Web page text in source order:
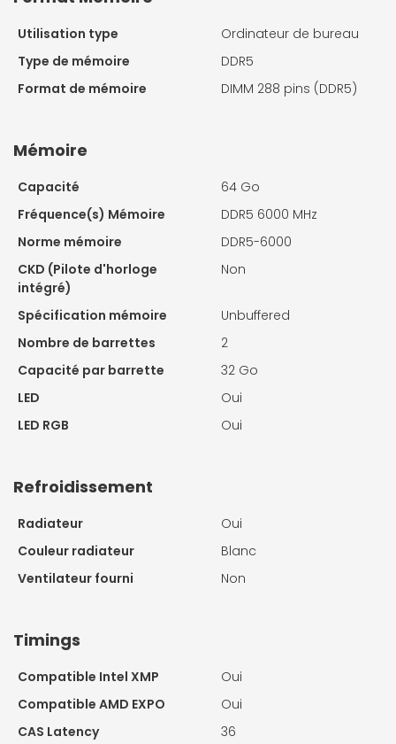
Utilisation type
Ordinateur de bureau
Type de mémoire
DDR5
Format de mémoire
DIMM 288 pins (DDR5)
Mémoire
Capacité
64 Go
Fréquence(s) Mémoire
DDR5 6000 MHz
Norme mémoire
DDR5-6000
CKD (Pilote d'horloge
intégré)
Non
Spécification mémoire
Unbuffered
Nombre de barrettes
2
Capacité par barrette
32 Go
LED
Oui
LED RGB
Oui
Refroidissement
Radiateur
Oui
Couleur radiateur
Blanc
Ventilateur fourni
Non
Timings
Compatible Intel XMP
Oui
Compatible AMD EXPO
Oui
CAS Latency
36